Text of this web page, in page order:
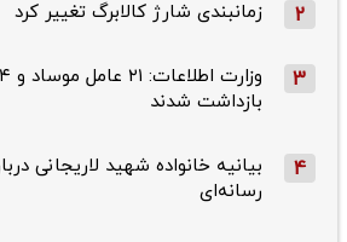
2 زمانبندی شارژ کالابرگ تغییر کرد
3
بازداشت شدند
4
بیانیه خانواده شهید لاریجانی
رسانه‌ای